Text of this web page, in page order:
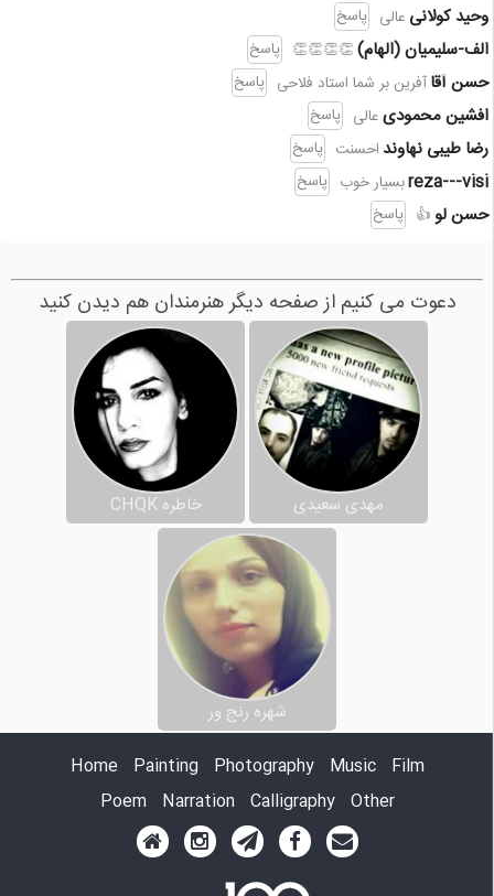
وحید کولانی عالی پاسخ
الف-سلیمیان (الهام)👏👏👏👏 پاسخ
حسن آقاآفرین بر شما استاد فلاحی پاسخ
افشین محمودیعالی پاسخ
رضا طیبی نهاوند احسنت پاسخ
reza---visiبسیار خوب پاسخ
حسن لو👍 پاسخ
دعوت می کنیم از صفحه دیگر هنرمندان هم دیدن کنید
مهدی سعیدی خاطره CHQK
شهره رنج ور
Home
Painting Photography Music
Film
Poem
Narration Calligraphy Other